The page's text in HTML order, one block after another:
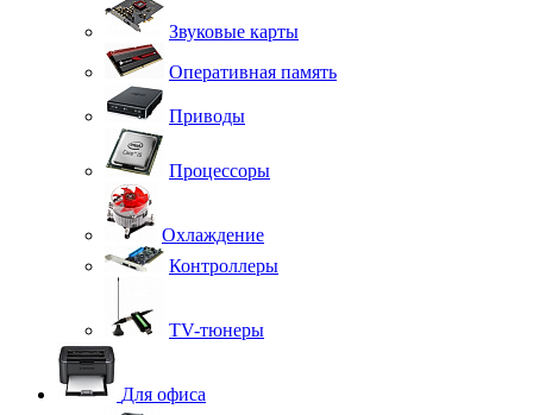
Звуковые карты
Оперативная память
Приводы
Процессоры
Охлаждение
Контроллеры
TV-тюнеры
Для офиса